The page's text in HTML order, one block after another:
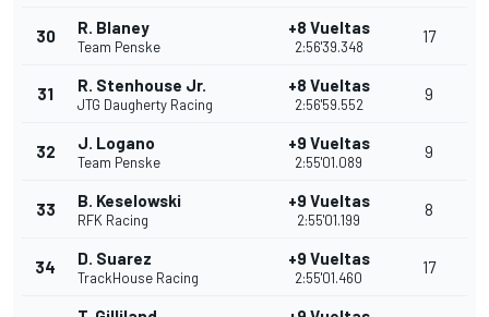
30 R. Blaney
Team Penske
+8 Vueltas
2:56'39.348
17
31 R. Stenhouse Jr.
JTG Daugherty Racing
+8 Vueltas
2:56'59.552
9
32 J. Logano
Team Penske
+9 Vueltas
2:55'01.089
9
33 B. Keselowski
RFK Racing
+9 Vueltas
2:55'01.199
8
34 D. Suarez
TrackHouse Racing
+9 Vueltas
2:55'01.460
17